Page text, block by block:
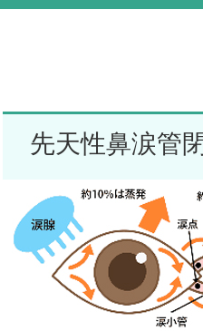
先天性鼻涙管